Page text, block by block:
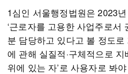
1심인 서울행정법원은 2023
‘근로자를 고용한 사업주로서
분 담당하고 있다고 볼 정도
에 관해 실질적·구체적으로 지
위에 있는 자’로 사용자로 봐